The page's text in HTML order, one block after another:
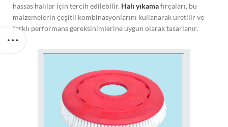
hassas halılar için tercih edilebilir. Halı yıkamafırçaları, bu
malzemelerin çeşitli kombinasyonlarını kullanarak üretilir ve
farklı performans gereksinimlerine uygun olarak tasarlanır.